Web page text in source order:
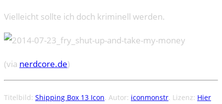
Vielleicht sollte ich doch kriminell werden.
(via nerdcore.de)
Titelbild: Shipping Box 13 Icon. Autor: iconmonstr. Lizenz: Hier